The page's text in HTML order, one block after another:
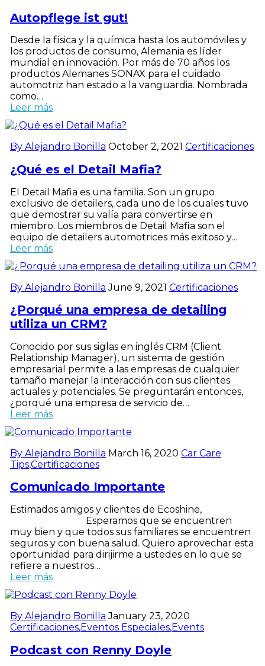
Autopflege ist gut!
Desde la física y la química hasta los automóviles y
los productos de consumo, Alemania es líder
mundial en innovación. Por más de 70 años los
productos Alemanes SONAX para el cuidado
automotriz han estado a la vanguardia. Nombrada
como…
Leer más
By Alejandro Bonilla October 2, 2021 Certificaciones
¿Qué es el Detail Mafia?
El Detail Mafia es una familia. Son un grupo
exclusivo de detailers, cada uno de los cuales tuvo
que demostrar su valía para convertirse en
miembro. Los miembros de Detail Mafia son el
equipo de detailers automotrices más exitoso y…
Leer más
By Alejandro Bonilla June 9, 2021 Certificaciones
¿Porqué una empresa de detailing
utiliza un CRM?
Conocido por sus siglas en inglés CRM (Client
Relationship Manager), un sistema de gestión
empresarial permite a las empresas de cualquier
tamaño manejar la interacción con sus clientes
actuales y potenciales. Se preguntarán entonces,
¿porqué una empresa de servicio de…
Leer más
By Alejandro Bonilla March 16, 2020 Car Care
Tips,Certificaciones
Comunicado Importante
Estimados amigos y clientes de Ecoshine,
Esperamos que se encuentren
muy bien y que todos sus familiares se encuentren
seguros y con buena salud. Quiero aprovechar esta
oportunidad para dirijirme a ustedes en lo que se
refiere a nuestros…
Leer más
By Alejandro Bonilla January 23, 2020
Certificaciones,Eventos Especiales,Events
Podcast con Renny Doyle